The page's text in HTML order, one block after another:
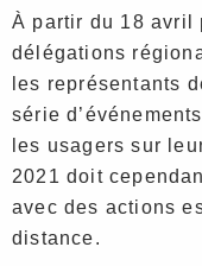
À partir du 18 avril
délégations
les représentants
série
les usagers sur
2021 doit
avec des actions
distance.